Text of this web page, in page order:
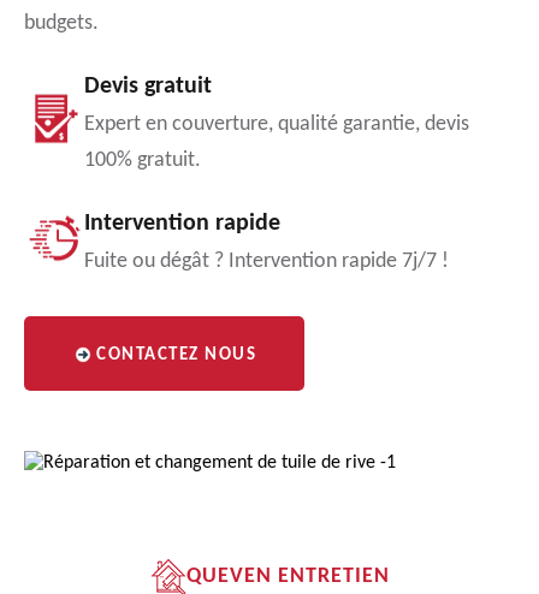
budgets.
Devis gratuit
Expert en couverture, qualité garantie, devis
100% gratuit.
Intervention rapide
Fuite ou dégât ? Intervention rapide 7j/7 !
CONTACTEZ NOUS
QUEVEN ENTRETIEN